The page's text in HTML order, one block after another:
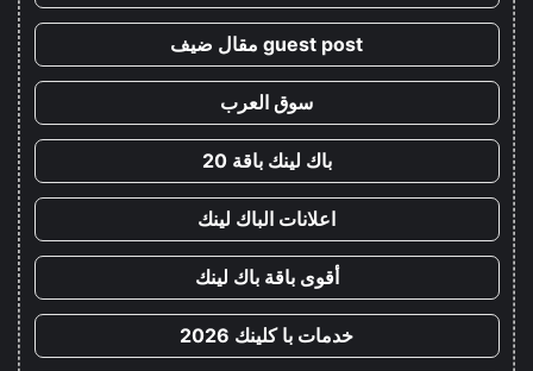
guest post مقال ضيف
سوق العرب
باك لينك باقة 20
اعلانات الباك لينك
أقوى باقة باك لينك
خدمات با كلينك 2026